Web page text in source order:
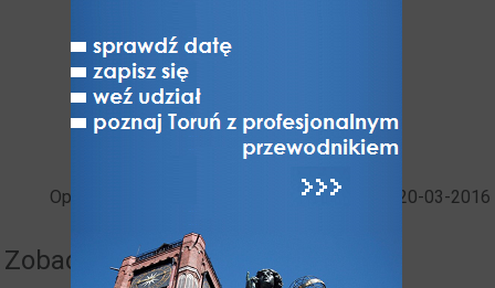
Tumult)>>>
Baszta Koci Łeb, gotyckie
podziemie, przez niektórych
określane jako loch więzienny>>>
Oprac. Arkadiusz Skonieczny, data publikacji: 20-03-2016
Zobacz też: